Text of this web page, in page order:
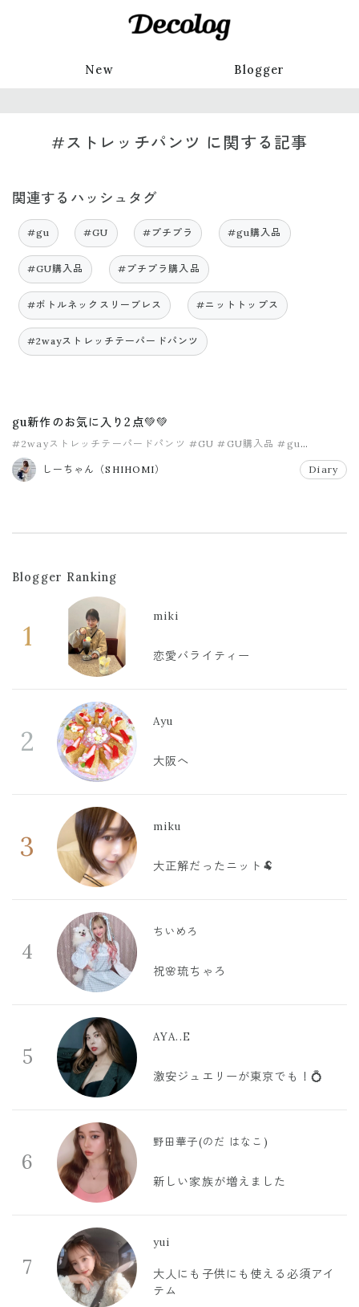
New Blogger
#ストレッチパンツ に関する記事
関連するハッシュタグ
#gu #GU #プチプラ #gu購入品
#GU購入品 #プチプラ購入品
#ボトルネックスリーブレス #ニットトップス
#2wayストレッチテーパードパンツ
gu新作のお気に入り2点💚💚
#2wayストレッチテーパードパンツ #GU #GU購入品 #gu
#gu購入品
しーちゃん（SHIHOMI）
Diary
Blogger Ranking
1
miki
恋愛バライティー
2
Ayu
大阪へ
3
miku
大正解だったニット🐏
4
ちいめろ
祝🌸琉ちゃろ
5
AYA..E
激安ジュエリーが東京でも！💍
6
野田華子(のだ はなこ)
新しい家族が増えました
7
yui
大人にも子供にも使える必須アイ
テム